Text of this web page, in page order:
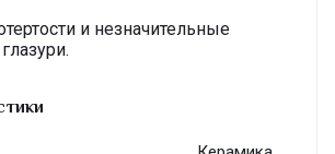
и незначительные